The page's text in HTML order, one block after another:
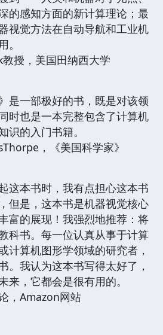
的感知方面的新计算理论；最
觉方法在自动导航和工业机
。
，美国田纳西大学
一部极好的书，既是对该领
时也是一本完整包含了计算机
识的入门书籍。
，《美国科学家》
本书时，我有点担心这本书
但是，这本书是机器视觉核心
富的展现！我强烈地推荐：将
科书。每一位认真从事于计算
计算机图形学领域的研究者，
。我认为这本书写得太好了，
来，它都会是很有用的。
Amazon网站